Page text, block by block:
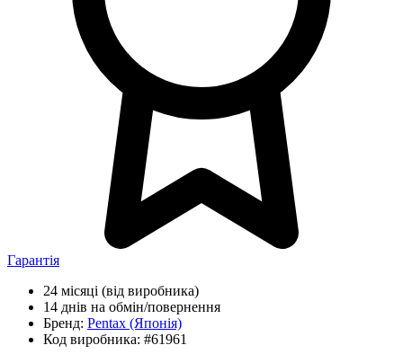
Гарантія
24 місяці (від виробника)
14 днів на обмін/повернення
Бренд: Pentax (Японія)
Код виробника: #61961